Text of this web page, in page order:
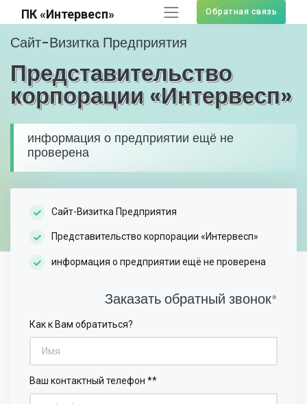
ПК «Интервесп» Обратная связь
Сайт-Визитка Предприятия
Представительство
корпорации «Интервесп»
информация о предприятии ещё не
проверена
Сайт-Визитка Предприятия
Представительство корпорации «Интервесп»
информация о предприятии ещё не проверена
Заказать обратный звонок*
Как к Вам обратиться?
Ваш контактный телефон **